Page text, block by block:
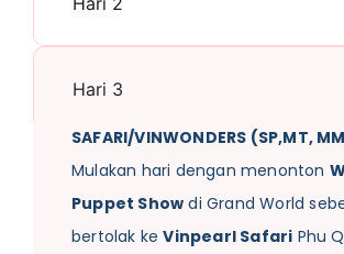
Hari 3
SAFARI/VINWONDERS (SP,MT,
Mulakan hari dengan menonton
Puppet Show di Grand World
bertolak keVinpearl Safari Phu